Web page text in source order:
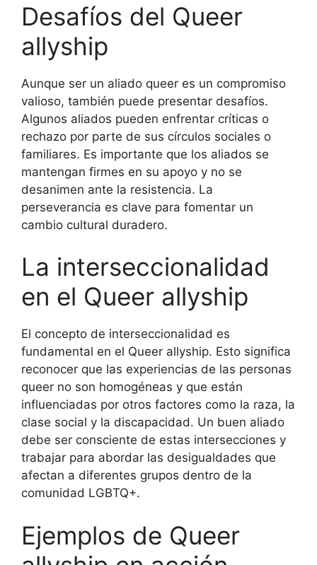
Desafíos del Queer
allyship
Aunque ser un aliado queer es un compromiso
valioso, también puede presentar desafíos.
Algunos aliados pueden enfrentar críticas o
rechazo por parte de sus círculos sociales o
familiares. Es importante que los aliados se
mantengan firmes en su apoyo y no se
desanimen ante la resistencia. La
perseverancia es clave para fomentar un
cambio cultural duradero.
La interseccionalidad
en el Queer allyship
El concepto de interseccionalidad es
fundamental en el Queer allyship. Esto significa
reconocer que las experiencias de las personas
queer no son homogéneas y que están
influenciadas por otros factores como la raza, la
clase social y la discapacidad. Un buen aliado
debe ser consciente de estas intersecciones y
trabajar para abordar las desigualdades que
afectan a diferentes grupos dentro de la
comunidad LGBTQ+.
Ejemplos de Queer